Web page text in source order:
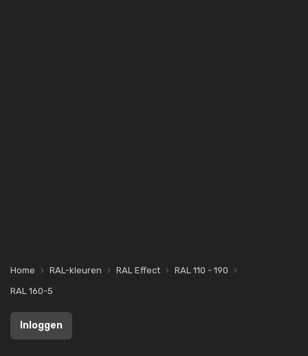
Home RAL-kleuren RAL Effect
RAL 110 - 190
RAL 160-5
Inloggen